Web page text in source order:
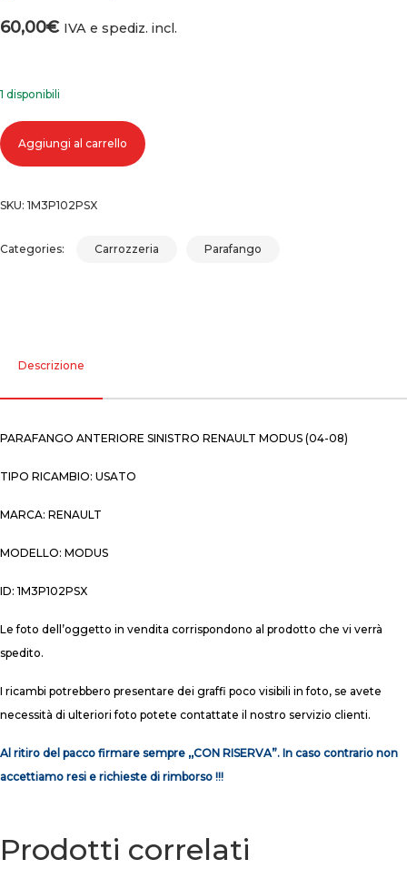
60,00€ IVA e spediz. incl.
1 disponibili
Parafango anteriore sinistro renault modus (04-08) quantità
Aggiungi al carrello
SKU: 1M3P102PSX
Categories: Carrozzeria Parafango
Descrizione
PARAFANGO ANTERIORE SINISTRO RENAULT MODUS (04-08)
TIPO RICAMBIO: USATO
MARCA: RENAULT
MODELLO: MODUS
ID: 1M3P102PSX
Le foto dell’oggetto in vendita corrispondono al prodotto che vi verrà
spedito.
I ricambi potrebbero presentare dei graffi poco visibili in foto, se avete
necessità di ulteriori foto potete contattate il nostro servizio clienti.
Al ritiro del pacco firmare sempre ,,CON RISERVA”. In caso contrario non
accettiamo resi e richieste di rimborso !!!
Prodotti correlati